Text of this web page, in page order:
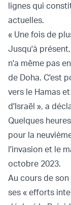
lignes qui
actuelles.
« Une fois de
Jusqu'à
n'a même pas
de Doha. C'est
vers le Hamas
d'Israël », a
Quelques
pour la
l'invasion et le
octobre 2023.
Au cours de
ses « efforts